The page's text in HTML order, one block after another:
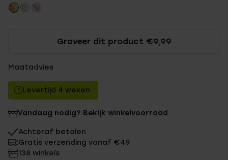
Graveer dit product €9,99
Maatadvies
Levertijd 4 weken
Vandaag nodig? Bekijk winkelvoorraad
Achteraf betalen
Gratis verzending vanaf €49
138 winkels